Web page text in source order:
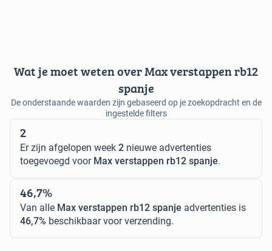
Wat je moet weten over Max verstappen rb12
spanje
De onderstaande waarden zijn gebaseerd op je zoekopdracht en de
ingestelde filters
2
Er zijn afgelopen week 2 nieuwe advertenties
toegevoegd voor Max verstappen rb12 spanje.
46,7%
Van alle Max verstappen rb12 spanje advertenties is
46,7% beschikbaar voor verzending.